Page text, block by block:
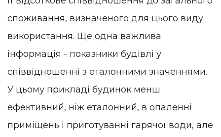
споживання, визначеного для цього виду
використання. Ще одна важлива
інформація - показники будівлі у
співвідношенні з еталонними значеннями.
У цьому прикладі будинок менш
ефективний, ніж еталонний, в опаленні
приміщень і приготуванні гарячої води, але